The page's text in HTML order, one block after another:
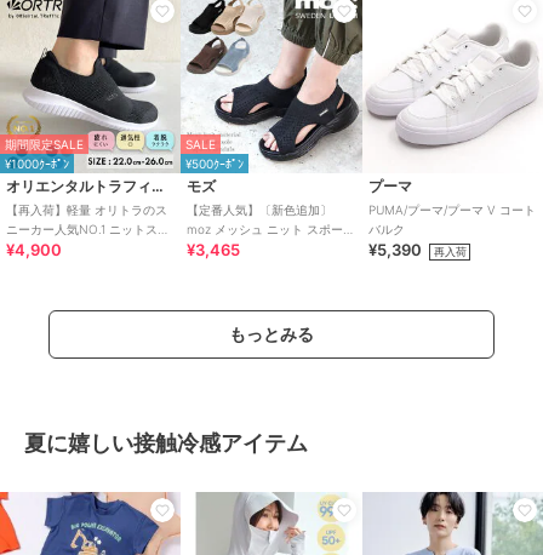
期間限定SALE
¥1000ｸｰﾎﾟﾝ
オリエンタルトラフィック
【再入荷】軽量 オリトラのス
ニーカー人気NO.1 ニットスニ
ーカー スリッポン /3709
¥4,900
SALE
¥500ｸｰﾎﾟﾝ
モズ
【定番人気】〔新色追加〕
moz メッシュ ニット スポーツ
サンダル
¥3,465
プーマ
PUMA/プーマ/プーマ V コート
バルク
¥5,390 再入荷
もっとみる
夏に嬉しい接触冷感アイテム